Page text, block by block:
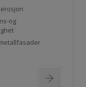
og